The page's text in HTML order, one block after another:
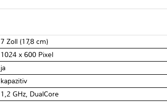
7 Zoll (17,8 cm)
1024 x 600 Pixel
ja
kapazitiv
1,2 GHz, DualCore